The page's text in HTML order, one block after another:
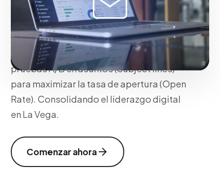
garantizar la máxima entregabilidad y
sortear la bandeja de spam.
Personalizamos el contenido usando
etiquetas dinámicas e implementamos
pruebas A/B en asuntos (Subject lines)
para maximizar la tasa de apertura (Open
Rate). Consolidando el liderazgo digital
en La Vega.
Comenzar ahora